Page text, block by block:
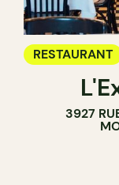
RESTAURANT
3927